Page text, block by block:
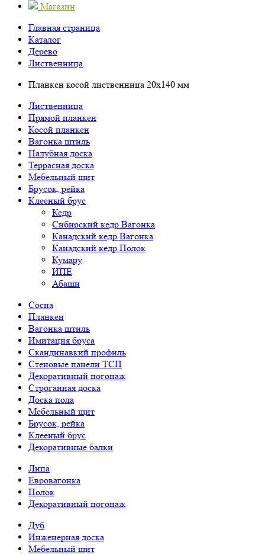
Магазин
Главная страница
Каталог
Дерево
Лиственница
Планкен косой лиственница 20х140 мм
Лиственница
Прямой планкен
Косой планкен
Вагонка штиль
Палубная доска
Террасная доска
Мебельный щит
Брусок, рейка
Клееный брус
Кедр
Сибирский кедр Вагонка
Канадский кедр Вагонка
Канадский кедр Полок
Кумару
ИПЕ
Абаши
Сосна
Планкен
Вагонка штиль
Имитация бруса
Скандинавкий профиль
Стеновые панели ТСП
Декоративный погонаж
Строганная доска
Доска пола
Мебельный щит
Брусок, рейка
Клееный брус
Декоративные балки
Липа
Евровагонка
Полок
Декоративный погонаж
Дуб
Инженерная доска
Мебельный щит